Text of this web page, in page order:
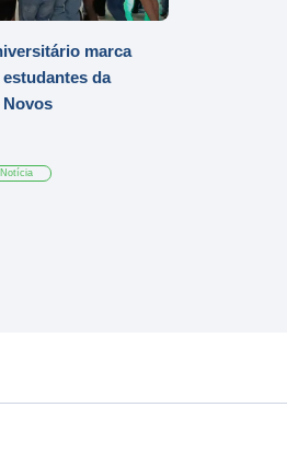
marca
da
Novos
Notícia